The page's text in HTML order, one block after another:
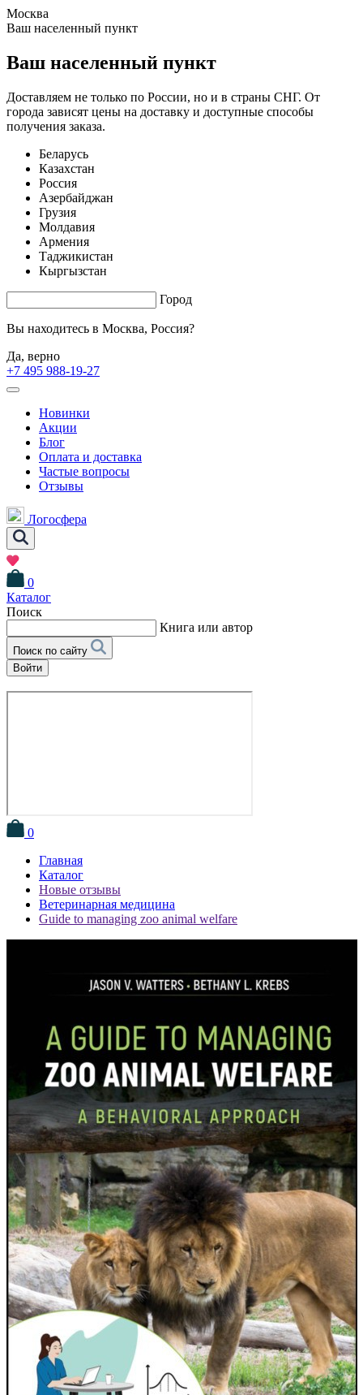
Москва
Ваш населенный пункт
Ваш населенный пункт
Доставляем не только по России, но и в страны СНГ. От
города зависят цены на доставку и доступные способы
получения заказа.
Беларусь
Казахстан
Россия
Азербайджан
Грузия
Молдавия
Армения
Таджикистан
Кыргызстан
Город
Вы находитесь в Москва, Россия?
Да, верно
+7 495 988-19-27
Новинки
Акции
Блог
Оплата и доставка
Частые вопросы
Отзывы
Логосфера
0
Каталог
Поиск
Книга или автор
Поиск по сайту
Войти
0
Главная
Каталог
Новые отзывы
Ветеринарная медицина
Guide to managing zoo animal welfare